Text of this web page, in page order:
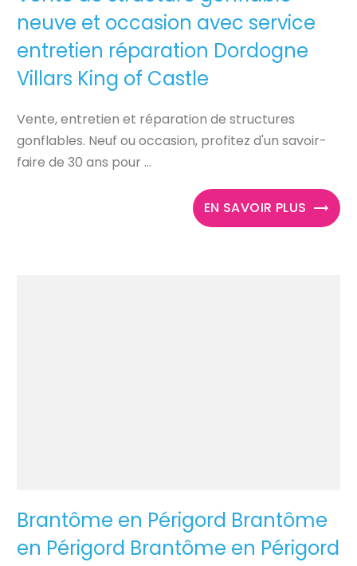
neuve et occasion avec service
entretien réparation Dordogne
Villars King of Castle
Vente, entretien et réparation de structures
gonflables. Neuf ou occasion, profitez d'un savoir-
faire de 30 ans pour ...
EN SAVOIR PLUS
Brantôme en Périgord Brantôme
en Périgord Brantôme en Périgord